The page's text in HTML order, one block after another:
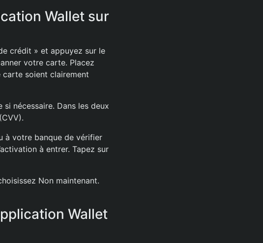
Wallet sur
crédit » et appuyez sur le
votre carte. Placez
soient clairement
nécessaire. Dans les deux
à votre banque de vérifier
à entrer. Tapez sur
Non maintenant.
Wallet